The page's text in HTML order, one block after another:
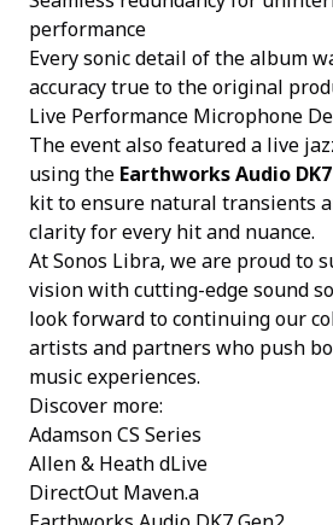
performance
Every sonic detail of the album
accuracy true to the original
Live Performance Microphone
The event also featured a live
using the Earthworks Audio
kit to ensure natural transients
clarity for every hit and nuance.
At Sonos Libra, we are proud to
vision with cutting-edge sound
look forward to continuing our
artists and partners who push
music experiences.
Discover more:
Adamson CS Series
Allen & Heath dLive
DirectOut Maven.a